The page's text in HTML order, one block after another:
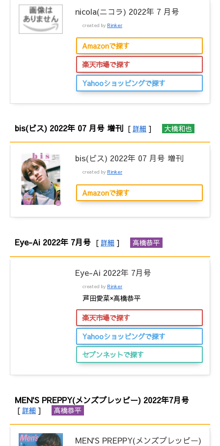
nicola(ニコラ) 2022年 7 月号
created by Rinker
Amazonで探す
楽天市場で探す
Yahooショッピングで探す
bis(ビス) 2022年 07 月号 増刊 [ 詳細 ] 大橋和也
bis(ビス) 2022年 07 月号 増刊
created by Rinker
Amazonで探す
Eye-Ai 2022年 7月号 [ 詳細 ] 高橋恭平
Eye-Ai 2022年 7月号
created by Rinker
芦田愛菜×高橋恭平
楽天市場で探す
Yahooショッピングで探す
セブンネットで探す
MEN'S PREPPY(メンズプレッピー) 2022年7月号
[ 詳細 ] 高橋恭平
MEN'S PREPPY(メンズプレッピー)